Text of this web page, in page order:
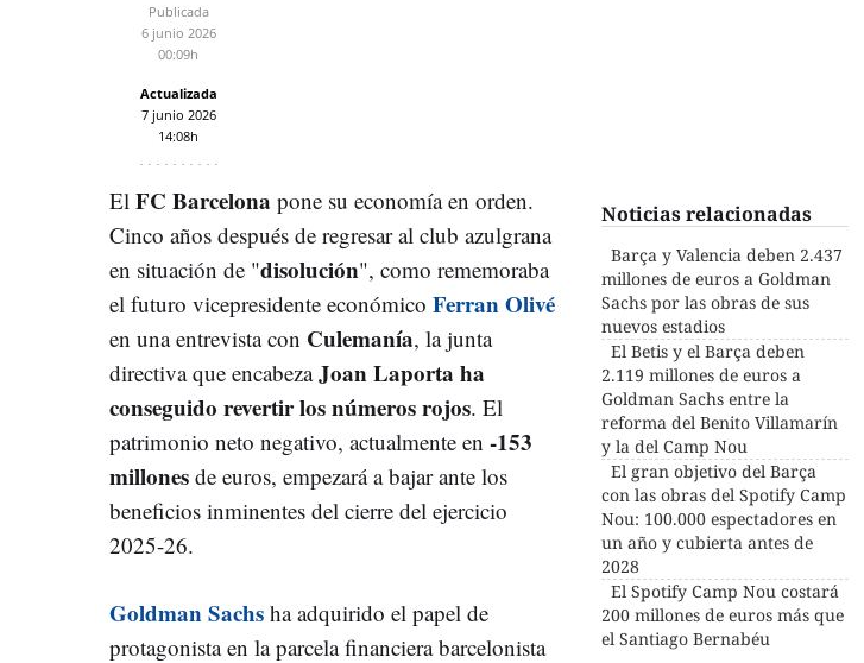
Publicada
6 junio 2026
00:09h
Actualizada
7 junio 2026
14:08h
Noticias relacionadas
Barça y Valencia deben 2.437
millones de euros a Goldman
Sachs por las obras de sus
nuevos estadios
El Betis y el Barça deben
2.119 millones de euros a
Goldman Sachs entre la
reforma del Benito Villamarín
y la del Camp Nou
El gran objetivo del Barça
con las obras del Spotify Camp
Nou: 100.000 espectadores en
un año y cubierta antes de
2028
El Spotify Camp Nou costará
200 millones de euros más que
el Santiago Bernabéu
El FC Barcelona pone su economía en orden.
Cinco años después de regresar al club azulgrana
en situación de "disolución", como rememoraba
el futuro vicepresidente económico Ferran Olivé
en una entrevista con Culemanía, la junta
directiva que encabezaJoan Laporta ha
conseguido revertir los números rojos. El
patrimonio neto negativo, actualmente en -153
millones de euros, empezará a bajar ante los
beneficios inminentes del cierre del ejercicio
2025-26.
Goldman Sachs ha adquirido el papel de
protagonista en la parcela financiera barcelonista